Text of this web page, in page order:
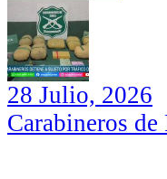
28 Julio, 2026
Carabineros